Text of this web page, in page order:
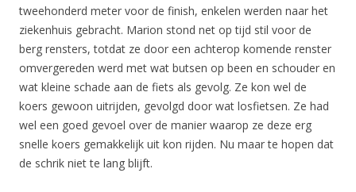
tweehonderd meter voor de finish, enkelen werden naar het
ziekenhuis gebracht. Marion stond net op tijd stil voor de
berg rensters, totdat ze door een achterop komende renster
omvergereden werd met wat butsen op been en schouder en
wat kleine schade aan de fiets als gevolg. Ze kon wel de
koers gewoon uitrijden, gevolgd door wat losfietsen. Ze had
wel een goed gevoel over de manier waarop ze deze erg
snelle koers gemakkelijk uit kon rijden. Nu maar te hopen dat
de schrik niet te lang blijft.